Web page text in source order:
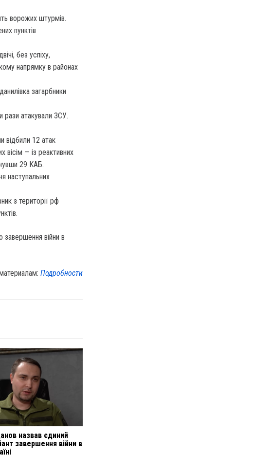
ворожих штурмів.
пунктів
без успіху,
напрямку в районах
загарбники
рази атакували ЗСУ.
відбили 12 атак
вісім — із реактивних
29 КАБ.
наступальних
з території рф
війни в
Подробности
назвав єдиний
завершення війни в